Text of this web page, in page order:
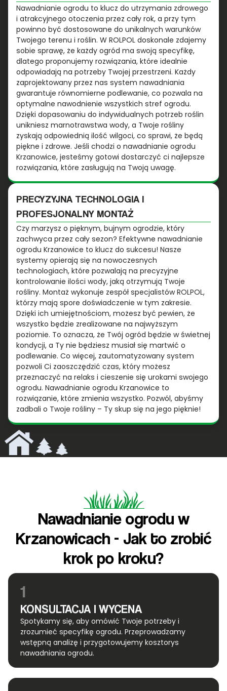
Nawadnianie ogrodu to klucz do utrzymania zdrowego
i atrakcyjnego otoczenia przez cały rok, a przy tym
powinno być dostosowane do unikalnych warunków
Twojego terenu i roślin. W ROLPOL doskonale zdajemy
sobie sprawę, że każdy ogród ma swoją specyfikę,
dlatego proponujemy rozwiązania, które idealnie
odpowiadają na potrzeby Twojej przestrzeni. Każdy
zaprojektowany przez nas system nawadniania
gwarantuje równomierne podlewanie, co pozwala na
optymalne nawodnienie wszystkich stref ogrodu.
Dzięki dopasowaniu do indywidualnych potrzeb roślin
unikniesz marnotrawstwa wody, a Twoje rośliny
zyskają odpowiednią ilość wilgoci, co sprawi, że będą
piękne i zdrowe. Jeśli chodzi o nawadnianie ogrodu
Krzanowice, jesteśmy gotowi dostarczyć ci najlepsze
rozwiązania, które zasługują na Twoją uwagę.
PRECYZYJNA TECHNOLOGIA I
PROFESJONALNY MONTAŻ
Czy marzysz o pięknym, bujnym ogrodzie, który
zachwyca przez cały sezon? Efektywne nawadnianie
ogrodu Krzanowice to klucz do sukcesu! Nasze
systemy opierają się na nowoczesnych
technologiach, które pozwalają na precyzyjne
kontrolowanie ilości wody, jaką otrzymują Twoje
rośliny. Montaż wykonuje zespół specjalistów ROLPOL,
którzy mają spore doświadczenie w tym zakresie.
Dzięki ich umiejętnościom, możesz być pewien, że
wszystko będzie zrealizowane na najwyższym
poziomie. To oznacza, że Twój ogród będzie w świetnej
kondycji, a Ty nie będziesz musiał się martwić o
podlewanie. Co więcej, zautomatyzowany system
pozwoli Ci zaoszczędzić czas, który możesz
przeznaczyć na relaks i cieszenie się urokami swojego
ogrodu. Nawadnianie ogrodu Krzanowice to
rozwiązanie, które zmienia wszystko. Pozwól, abyśmy
zadbali o Twoje rośliny – Ty skup się na jego pięknie!
Nawadnianie ogrodu w
Krzanowicach - Jak to zrobić
krok po kroku?
1
KONSULTACJA I WYCENA
Spotykamy się, aby omówić Twoje potrzeby i
zrozumieć specyfikę ogrodu. Przeprowadzamy
wstępną analizę i przygotowujemy kosztorys
nawadniania ogrodu.